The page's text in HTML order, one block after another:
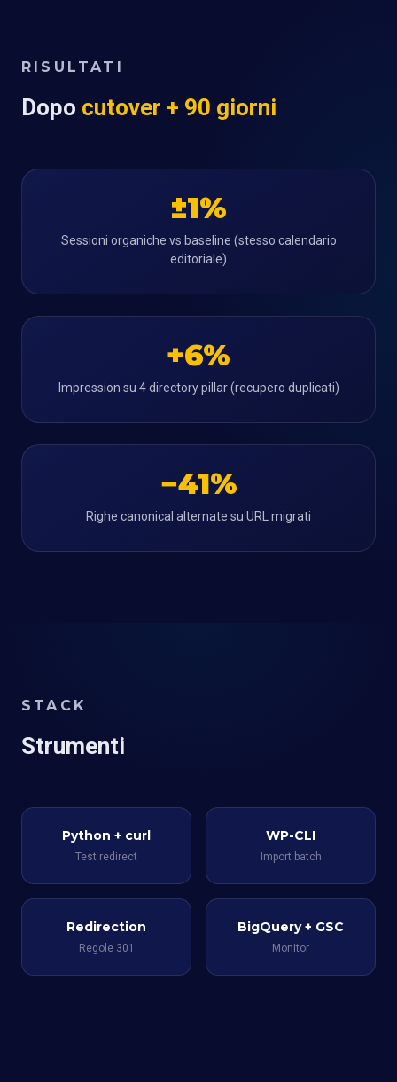
RISULTATI
Dopo cutover + 90 giorni
±1%
Sessioni organiche vs baseline (stesso calendario
editoriale)
+6%
Impression su 4 directory pillar (recupero duplicati)
−41%
Righe canonical alternate su URL migrati
STACK
Strumenti
Python + curl
Test redirect
WP-CLI
Import batch
Redirection
Regole 301
BigQuery + GSC
Monitor